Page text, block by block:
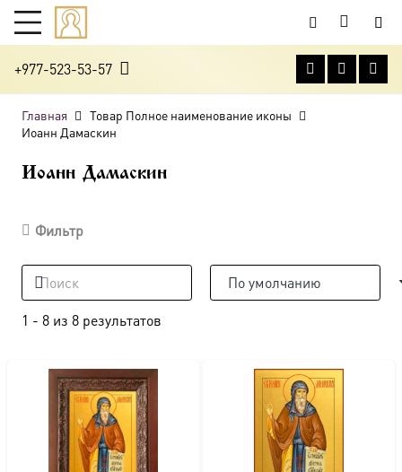
+977-523-53-57
Главная
Товар Полное наименование иконы
Иоанн Дамаскин
Иоанн Дамаскин
Фильтр
1 - 8 из 8 результатов